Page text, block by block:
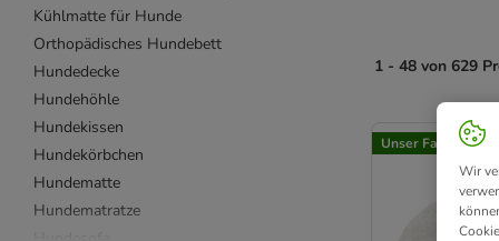
Kühlmatte für Hunde
Orthopädisches Hundebett
Hundedecke
Hundehöhle
Hundekissen
Hundekörbchen
Hundematte
Hundematratze
1 - 48 von 629
product items
Unser Favorit
Wir